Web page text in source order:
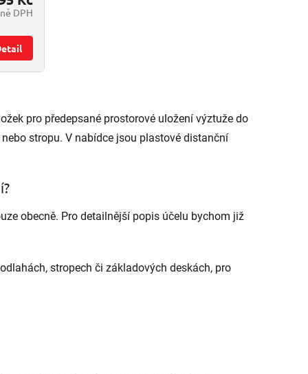
DPH
pro předepsané prostorové uložení výztuže do
stropu. V nabídce jsou plastové distanční
obecně. Pro detailnější popis účelu bychom již
stropech či základových deskách, pro